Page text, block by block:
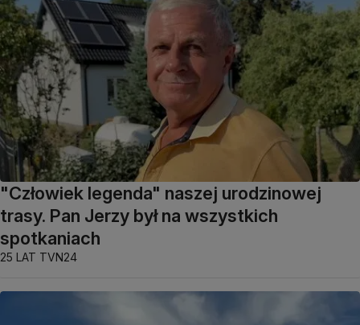
"Człowiek legenda" naszej urodzinowej
trasy. Pan Jerzy był na wszystkich
spotkaniach
25 LAT TVN24